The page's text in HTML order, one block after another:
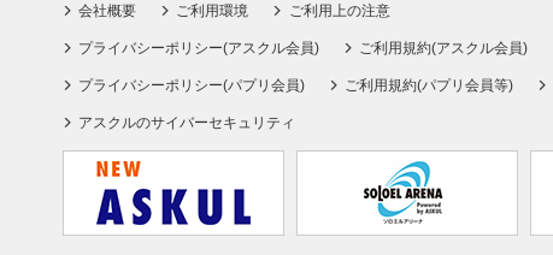
会社概要 ご利用環境 ご利用上の注意
プライバシーポリシー(アスクル会員) ご利用規約(アスクル会員)
プライバシーポリシー(パプリ会員) ご利用規約(パプリ会員等)
アスクルのサイバーセキュリティ